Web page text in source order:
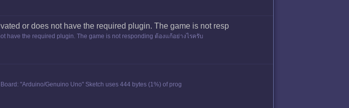
or does not have the required plugin. The game is not resp
have the required plugin. The game is not responding ต้องแก้อย่างไรครับ
"Arduino/Genuino Uno" Sketch uses 444 bytes (1%) of prog